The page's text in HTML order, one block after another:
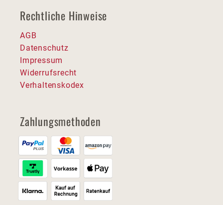
Rechtliche Hinweise
AGB
Datenschutz
Impressum
Widerrufsrecht
Verhaltenskodex
Zahlungsmethoden